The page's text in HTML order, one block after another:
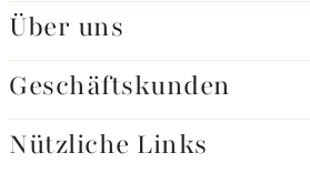
Über uns
Geschäftskunden
Nützliche Links